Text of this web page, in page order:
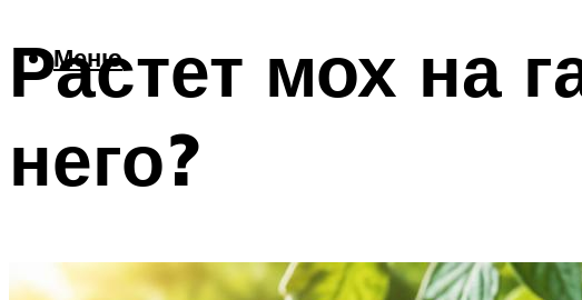
Меню
Растет мох на
него?